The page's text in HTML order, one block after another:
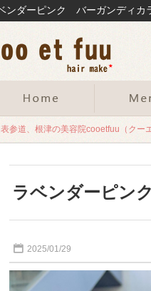
表参道、根津の美容院cooetfuu（クー
ラベンダーピン
2025/01/29